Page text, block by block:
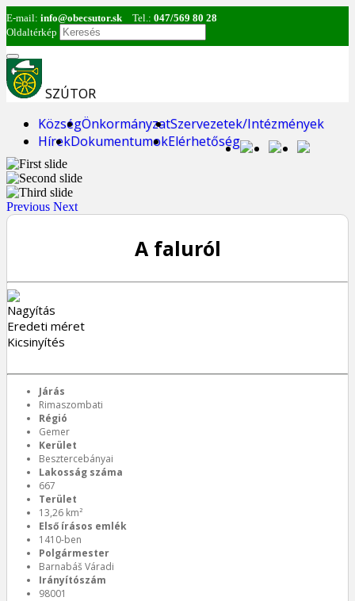
E-mail: info@obecsutor.sk Tel.: 047/569 80 28
Oldaltérkép
SZÚTOR
KözségÖnkormányzatSzervezetek/Intézmények
HírekDokumentumokElérhetőség
Previous Next
A faluról
Nagyítás
Eredeti méret
Kicsinyítés
Járás
Rimaszombati
Régió
Gemer
Kerület
Besztercebányai
Lakosság száma
667
Terület
13,26 km²
Első írásos emlék
1410-ben
Polgármester
Barnabáš Váradi
Irányítószám
98001